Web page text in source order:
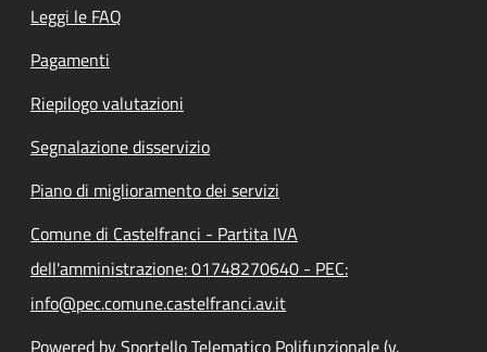
Leggi le FAQ
Pagamenti
Riepilogo valutazioni
Segnalazione disservizio
Piano di miglioramento dei servizi
Comune di Castelfranci - Partita IVA
dell'amministrazione: 01748270640 - PEC:
info@pec.comune.castelfranci.av.it
Powered by Sportello Telematico Polifunzionale (v.